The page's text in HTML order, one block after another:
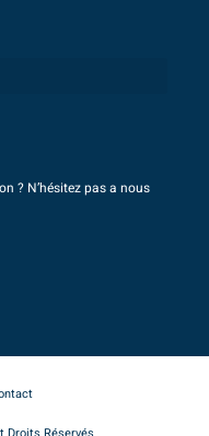
? N’hésitez pas a nous